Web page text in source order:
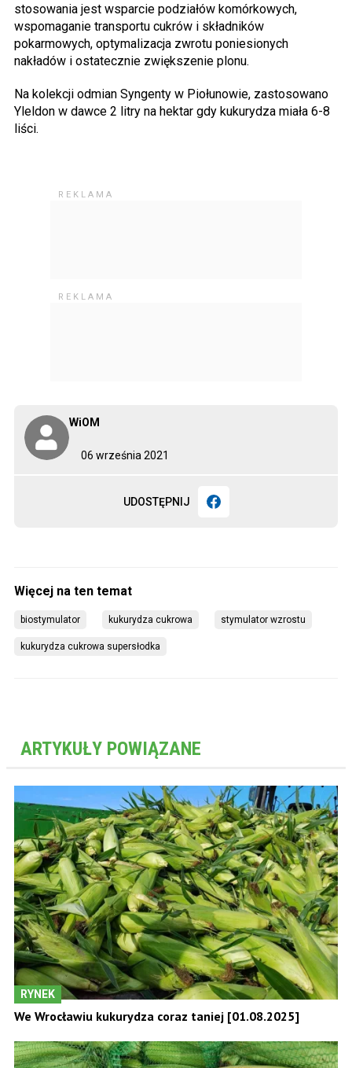
06 września 2021
WiOM
UDOSTĘPNIJ
stosowania jest wsparcie podziałów komórkowych,
wspomaganie transportu cukrów i składników
pokarmowych, optymalizacja zwrotu poniesionych
nakładów i ostatecznie zwiększenie plonu.
Na kolekcji odmian Syngenty w Piołunowie, zastosowano
Yleldon w dawce 2 litry na hektar gdy kukurydza miała 6-8
liści.
biostymulator kukurydza cukrowa stymulator wzrostu
kukurydza cukrowa supersłodka
ARTYKUŁY POWIĄZANE
RYNEK
We Wrocławiu kukurydza coraz taniej [01.08.2025]